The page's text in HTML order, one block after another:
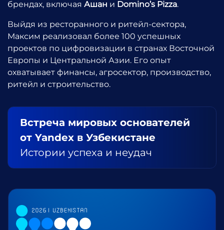
брендах, включая Ашан и Domino’s Pizza.
Выйдя из ресторанного и ритейл-сектора,
Максим реализовал более 100 успешных
проектов по цифровизации в странах Восточной
Европы и Центральной Азии. Его опыт
охватывает финансы, агросектор, производство,
ритейл и строительство.
Встреча мировых основателей
от Yandex в Узбекистане
Истории успеха и неудач